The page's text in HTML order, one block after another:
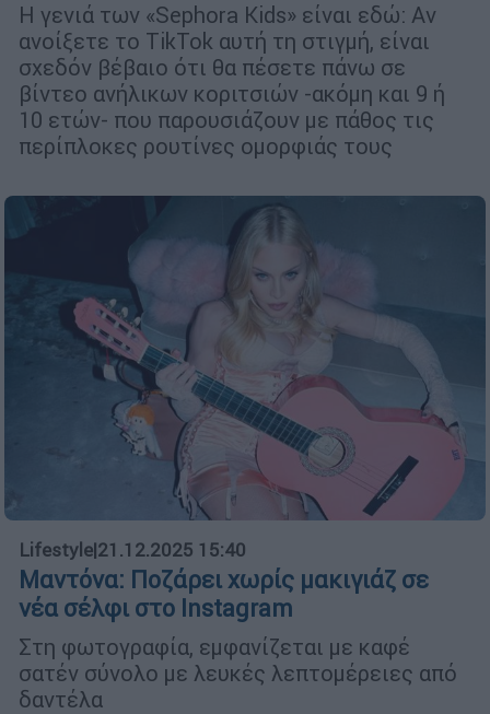
Η γενιά των «Sephora Kids» είναι εδώ: Αν
ανοίξετε το TikTok αυτή τη στιγμή, είναι
σχεδόν βέβαιο ότι θα πέσετε πάνω σε
βίντεο ανήλικων κοριτσιών -ακόμη και 9 ή
10 ετών- που παρουσιάζουν με πάθος τις
περίπλοκες ρουτίνες ομορφιάς τους
Lifestyle|21.12.2025 15:40
Μαντόνα: Ποζάρει χωρίς μακιγιάζ σε
νέα σέλφι στο Instagram
Στη φωτογραφία, εμφανίζεται με καφέ
σατέν σύνολο με λευκές λεπτομέρειες από
δαντέλα